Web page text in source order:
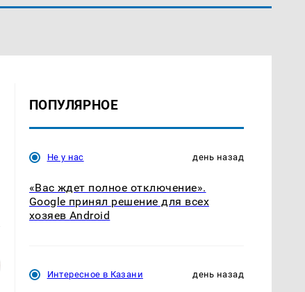
ПОПУЛЯРНОЕ
Не у нас день назад
«Вас ждет полное отключение».
Google принял решение для всех
хозяев Android
Интересное в Казани день назад